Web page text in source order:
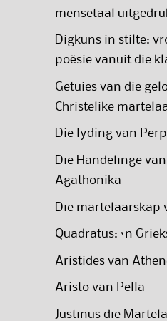
mensetaal
Digkuns in stilte:
poësie vanuit die
Getuies van die
Christelike
Die lyding van
Die Handelinge
Agathonika
Die martelaarskap
Quadratus: ‘n
Aristides van
Aristo van Pella
Justinus die